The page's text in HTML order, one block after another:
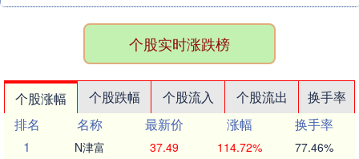
个股实时涨跌榜
个股涨幅 个股跌幅 个股流入 个股流出
换手率
排名
名称 最新价 涨幅
换手率
1
N津富 37.49 114.72% 77.46%